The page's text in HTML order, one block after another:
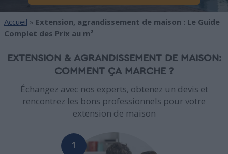
Accueil » Extension, agrandissement de maison : Le Guide
Complet des Prix au m²
EXTENSION & AGRANDISSEMENT DE MAISON:
COMMENT ÇA MARCHE ?
Échangez avec nos experts, obtenez un devis et
rencontrez les bons professionnels pour votre
extension de maison
1